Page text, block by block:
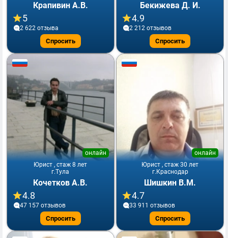
Крапивин А.В.
5
2 622 отзывa
Спросить
Бекижева Д. И.
4.9
2 212 отзывов
Спросить
Юрист , стаж 8 лет
онлайн
г.Тула
Кочетков А.В.
4.8
47 157 отзывов
Спросить
Юрист , стаж 30 лет
онлайн
г.Краснодар
Шишкин В.М.
4.7
33 911 отзывов
Спросить